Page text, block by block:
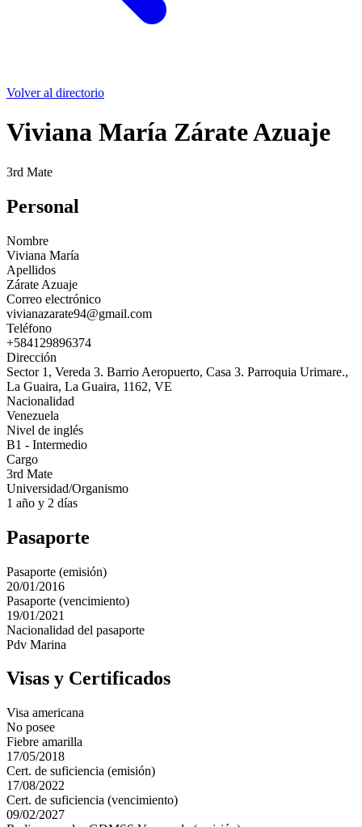
Volver al directorio
Viviana María Zárate Azuaje
3rd Mate
Personal
Nombre
Viviana María
Apellidos
Zárate Azuaje
Correo electrónico
vivianazarate94@gmail.com
Teléfono
+584129896374
Dirección
Sector 1, Vereda 3. Barrio Aeropuerto, Casa 3. Parroquia Urimare.,
La Guaira, La Guaira, 1162, VE
Nacionalidad
Venezuela
Nivel de inglés
B1 - Intermedio
Cargo
3rd Mate
Universidad/Organismo
1 año y 2 días
Pasaporte
Pasaporte (emisión)
20/01/2016
Pasaporte (vencimiento)
19/01/2021
Nacionalidad del pasaporte
Pdv Marina
Visas y Certificados
Visa americana
No posee
Fiebre amarilla
17/05/2018
Cert. de suficiencia (emisión)
17/08/2022
Cert. de suficiencia (vencimiento)
09/02/2027